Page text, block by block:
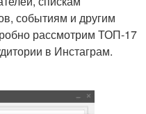
событиям и другим
рассмотрим ТОП-17
в Инстаграм.